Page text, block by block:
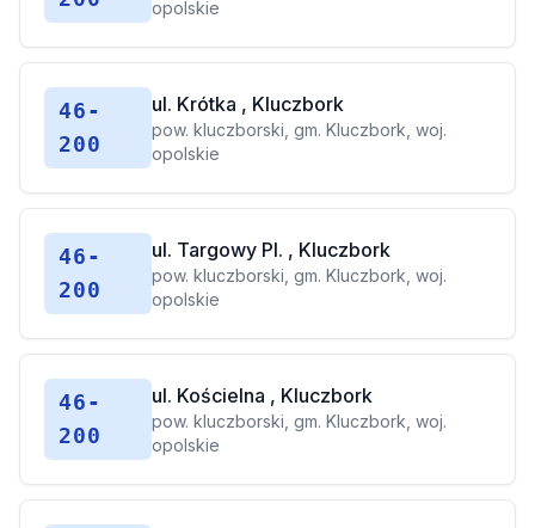
opolskie
46-
200
ul. Krótka , Kluczbork
pow. kluczborski, gm. Kluczbork, woj.
opolskie
46-
200
ul. Targowy Pl. , Kluczbork
pow. kluczborski, gm. Kluczbork, woj.
opolskie
46-
200
ul. Kościelna , Kluczbork
pow. kluczborski, gm. Kluczbork, woj.
opolskie